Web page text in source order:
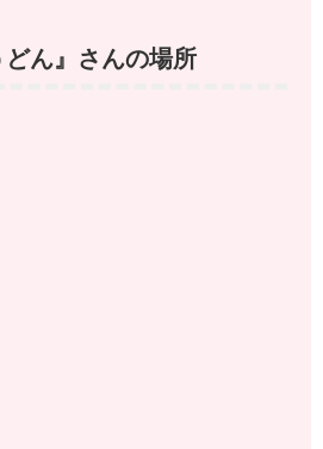
どん』さんの場所